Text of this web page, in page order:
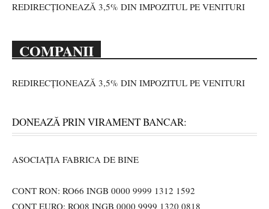
REDIRECȚIONEAZĂ 3,5% DIN IMPOZITUL PE VENITURI
COMPANII
REDIRECȚIONEAZĂ 3,5% DIN IMPOZITUL PE VENITURI
DONEAZĂ PRIN VIRAMENT BANCAR:
ASOCIAȚIA FABRICA DE BINE
CONT RON: RO66 INGB 0000 9999 1312 1592
CONT EURO: RO08 INGB 0000 9999 1320 0818